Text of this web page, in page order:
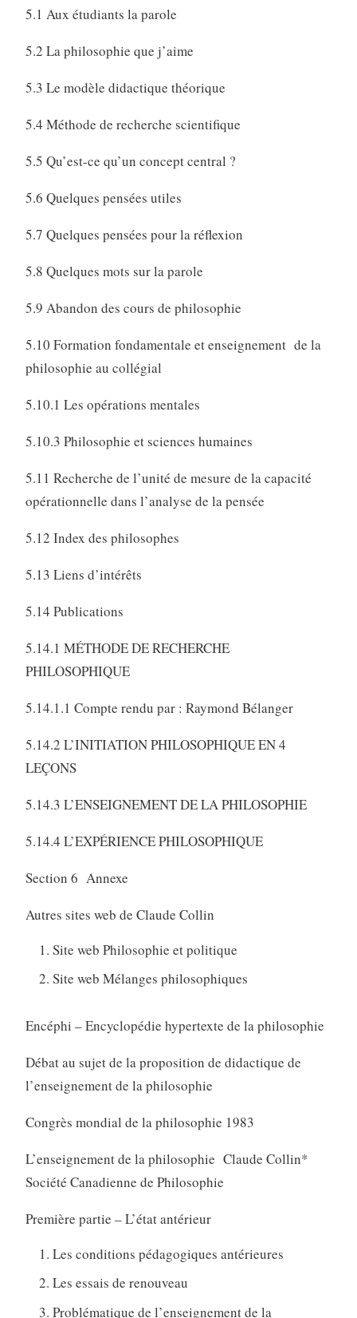
5.1 Aux étudiants la parole
5.2 La philosophie que j’aime
5.3 Le modèle didactique théorique
5.4 Méthode de recherche scientifique
5.5 Qu’est-ce qu’un concept central ?
5.6 Quelques pensées utiles
5.7 Quelques pensées pour la réflexion
5.8 Quelques mots sur la parole
5.9 Abandon des cours de philosophie
5.10 Formation fondamentale et enseignement de la
philosophie au collégial
5.10.1 Les opérations mentales
5.10.3 Philosophie et sciences humaines
5.11 Recherche de l’unité de mesure de la capacité
opérationnelle dans l’analyse de la pensée
5.12 Index des philosophes
5.13 Liens d’intérêts
5.14 Publications
5.14.1 MÉTHODE DE RECHERCHE
PHILOSOPHIQUE
5.14.1.1 Compte rendu par : Raymond Bélanger
5.14.2 L’INITIATION PHILOSOPHIQUE EN 4
LEÇONS
5.14.3 L’ENSEIGNEMENT DE LA PHILOSOPHIE
5.14.4 L’EXPÉRIENCE PHILOSOPHIQUE
Section 6 Annexe
Autres sites web de Claude Collin
Site web Philosophie et politique
Site web Mélanges philosophiques
Encéphi – Encyclopédie hypertexte de la philosophie
Débat au sujet de la proposition de didactique de
l’enseignement de la philosophie
Congrès mondial de la philosophie 1983
L’enseignement de la philosophie Claude Collin*
Société Canadienne de Philosophie
Première partie – L’état antérieur
Les conditions pédagogiques antérieures
Les essais de renouveau
Problématique de l’enseignement de la